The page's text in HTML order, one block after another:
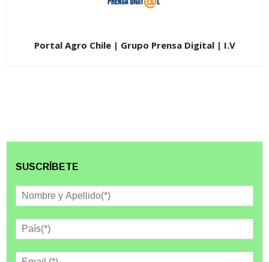
Portal Agro Chile | Grupo Prensa Digital | I.V
SUSCRÍBETE